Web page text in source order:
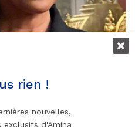
d’Officier dans
le ministre des Outre-
rien !
nouvelles,
d'Amina